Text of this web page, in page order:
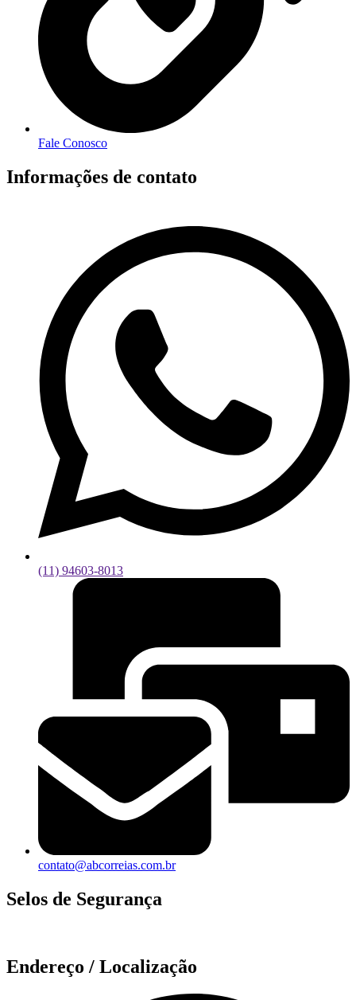
Fale Conosco
Informações de contato
(11) 94603-8013
contato@abcorreias.com.br
Selos de Segurança
Endereço / Localização